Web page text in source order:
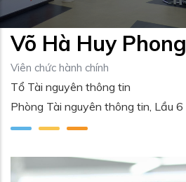
Võ Hà Huy Phong
Viên chức hành chính
Tổ Tài nguyên thông tin
Phòng Tài nguyên thông tin, Lầu 6